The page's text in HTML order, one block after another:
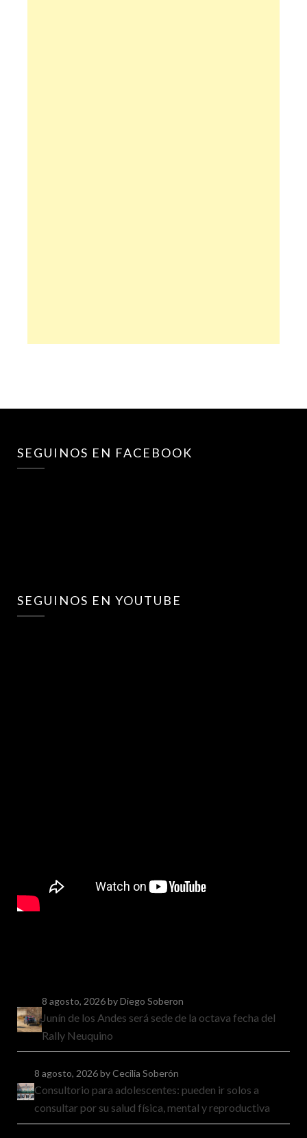
SEGUINOS EN FACEBOOK
SEGUINOS EN YOUTUBE
8 agosto, 2026by Diego Soberon
Junín de los Andes será sede de la octava fecha del
Rally Neuquino
8 agosto, 2026by Cecilia Soberón
Consultorio para adolescentes: pueden ir solos a
consultar por su salud física, mental y reproductiva